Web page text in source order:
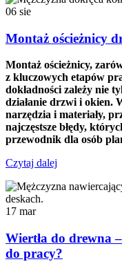
06 sie
Montaż ościeżnicy
Montaż ościeżnicy,
z kluczowych etapów
dokładności zależy nie
działanie drzwi i okien.
narzędzia i materiały,
najczęstsze błędy,
przewodnik dla osób
Czytaj dalej
17 mar
Wiertła do drewna
do pracy?